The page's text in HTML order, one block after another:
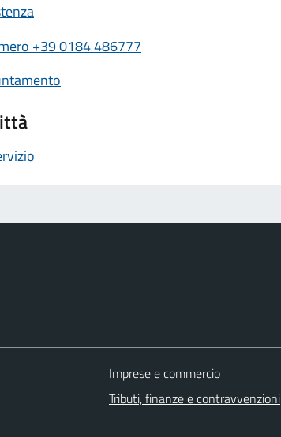
+39 0184 486777
Imprese e commercio
Tributi, finanze e contravvenzioni